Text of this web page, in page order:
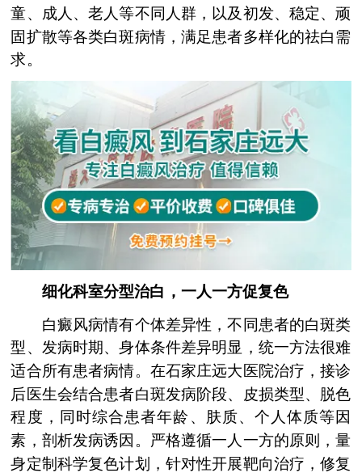
童、成人、老人等不同人群，以及初发、稳定、顽
固扩散等各类白斑病情，满足患者多样化的祛白需
求。
细化科室分型治白，一人一方促复色
白癜风病情有个体差异性，不同患者的白斑类
型、发病时期、身体条件差异明显，统一方法很难
适合所有患者病情。在石家庄远大医院治疗，接诊
后医生会结合患者白斑发病阶段、皮损类型、脱色
程度，同时综合患者年龄、肤质、个人体质等因
素，剖析发病诱因。严格遵循一人一方的原则，量
身定制科学复色计划，针对性开展靶向治疗，修复